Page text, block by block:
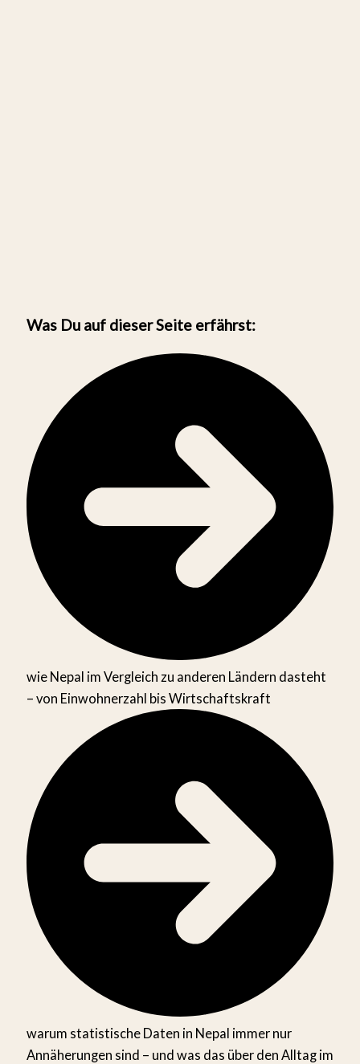
Was Du auf dieser Seite erfährst:
wie Nepal im Vergleich zu anderen Ländern dasteht
– von Einwohnerzahl bis Wirtschaftskraft
warum statistische Daten in Nepal immer nur
Annäherungen sind – und was das über den Alltag im